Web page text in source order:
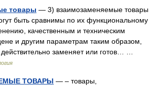
товары — 3) взаимозаменяемые товары
быть сравнимы по их функциональному
качественным и техническим
и другим параметрам таким образом,
действительно заменяет или готов… …
ТОВАРЫ — – товары,